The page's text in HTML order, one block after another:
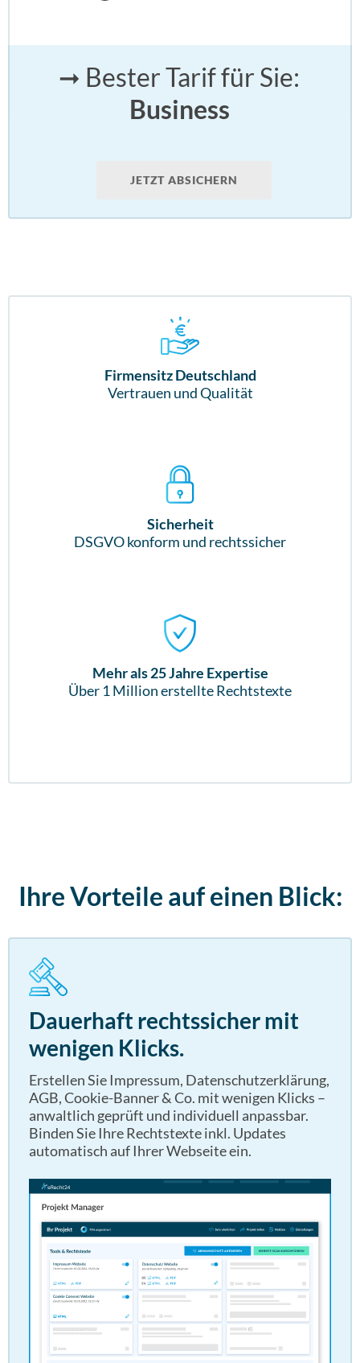
➞ Bester Tarif für Sie:
Business
JETZT ABSICHERN
Firmensitz Deutschland
Vertrauen und Qualität
Sicherheit
DSGVO konform und rechtssicher
Mehr als 25 Jahre Expertise
Über 1 Million erstellte Rechtstexte
Ihre Vorteile auf einen Blick:
Dauerhaft rechtssicher mit
wenigen Klicks.
Erstellen Sie Impressum, Datenschutzerklärung,
AGB, Cookie-Banner & Co. mit wenigen Klicks –
anwaltlich geprüft und individuell anpassbar.
Binden Sie Ihre Rechtstexte inkl. Updates
automatisch auf Ihrer Webseite ein.